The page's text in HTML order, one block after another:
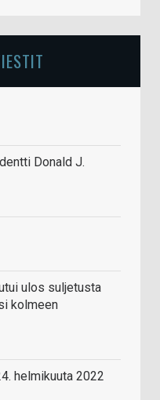
Donald J.
ulos suljetusta
kolmeen
helmikuuta 2022